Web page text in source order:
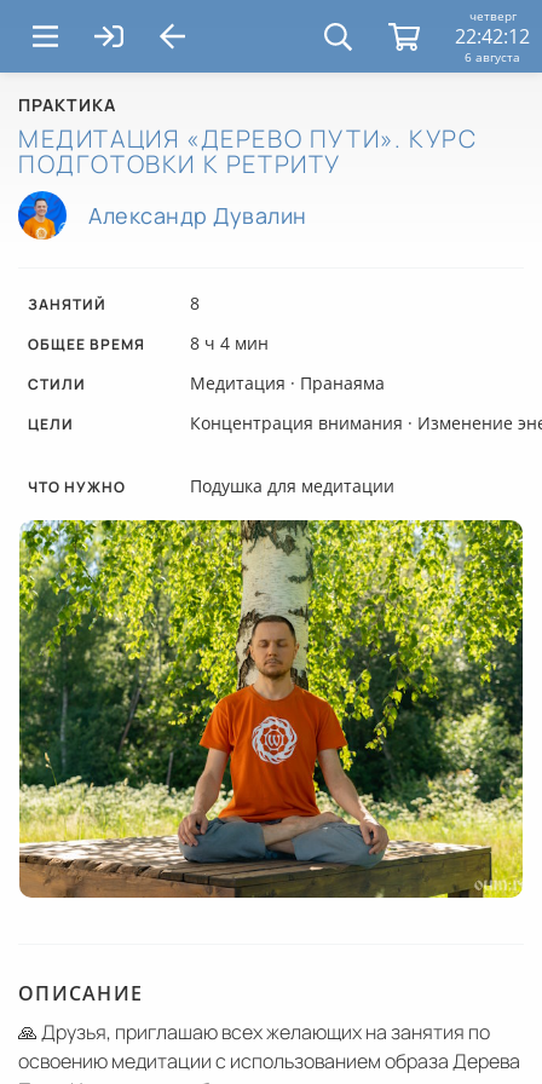
четверг
22:42:12
6 августа
ПРАКТИКА
МЕДИТАЦИЯ «ДЕРЕВО ПУТИ». КУРС
ПОДГОТОВКИ К РЕТРИТУ
Александр Дувалин
ЗАНЯТИЙ 8
ОБЩЕЕ ВРЕМЯ 8 ч 4 мин
CТИЛИ Медитация · Пранаяма
ЦЕЛИ Концентрация внимания · Изменение
ЧТО НУЖНО Подушка для медитации
ОПИСАНИЕ
🙏 Друзья, приглашаю всех желающих на занятия по
освоению медитации с использованием образа Дерева